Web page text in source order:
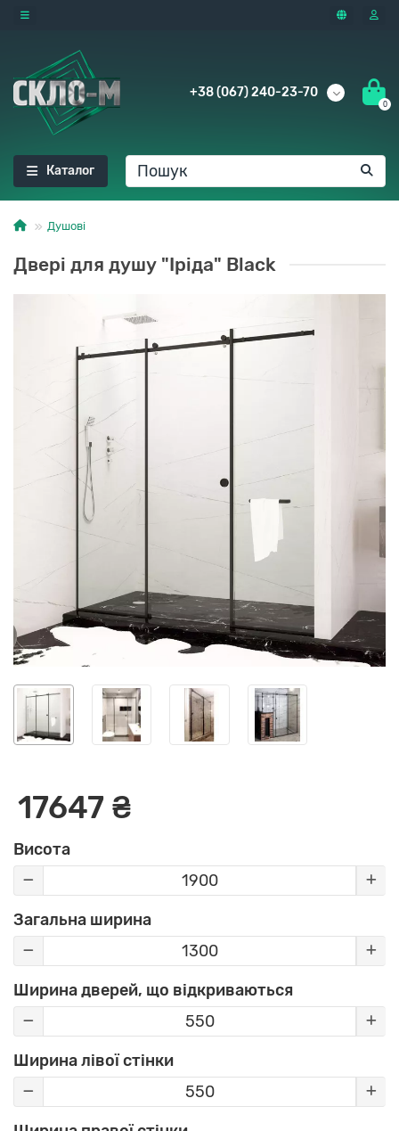
+38 (067) 240-23-70
0
Каталог
Душові
Двері для душу "Іріда" Black
17647 ₴
Висота
Загальна ширина
Ширина дверей, що відкриваються
Ширина лівої стінки